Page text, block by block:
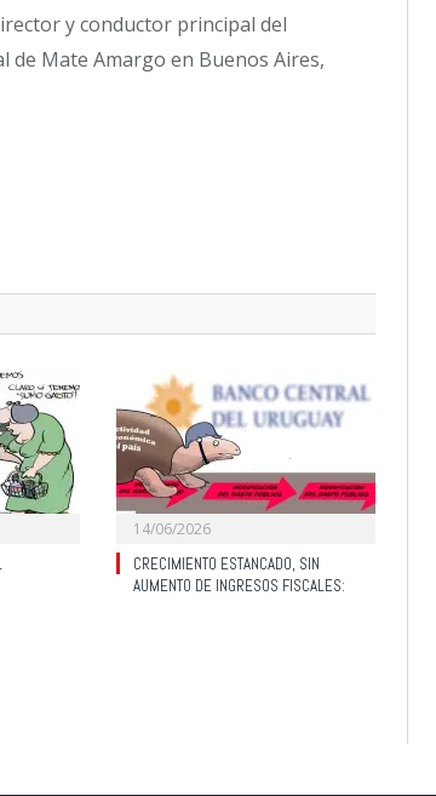
y conductor principal del
de Mate Amargo en Buenos Aires,
14/06/2026
CRECIMIENTO ESTANCADO, SIN
AUMENTO DE INGRESOS FISCALES: